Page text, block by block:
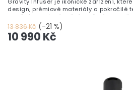
13 836 Kč (-21 %)
10 990 Kč
Gravity Infuser je ikonické zařízení,
design, prémiové materiály a pokročilé
rotační infuzér přemění kouření na
gravitační síle a kaskádovému
borosilikátového skla a leteckého
potahy a kompatibilitu s různými